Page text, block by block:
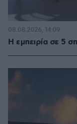
Η εμπειρία σε 5
08.08.2026, 14:09